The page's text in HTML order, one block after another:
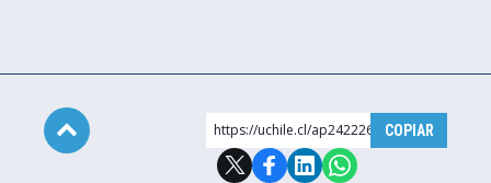
https://uchile.cl/ap242226 COPIAR